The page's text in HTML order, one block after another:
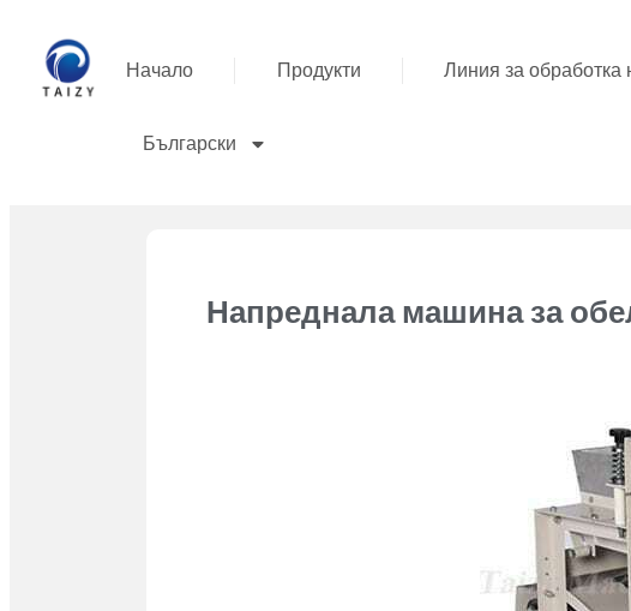
Начало Продукти Линия за
Български
Напреднала машина за